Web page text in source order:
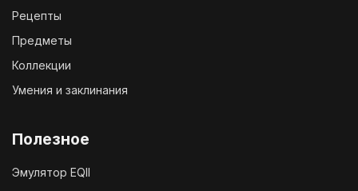
Рецепты
Предметы
Коллекции
Умения и заклинания
Полезное
Эмулятор EQII